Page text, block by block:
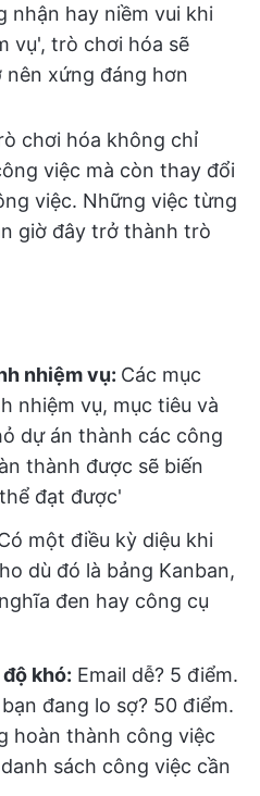
nhận hay niềm vui khi
vụ', trò chơi hóa sẽ
xứng đáng hơn
chơi hóa không chỉ
việc mà còn thay đổi
việc. Những việc từng
giờ đây trở thành trò
nhiệm vụ: Các mục
nhiệm vụ, mục tiêu và
dự án thành các công
thành được sẽ biến
đạt được'
một điều kỳ diệu khi
dù đó là bảng Kanban,
đen hay công cụ
khó: Email dễ? 5 điểm.
đang lo sợ? 50 điểm.
hoàn thành công việc
sách công việc cần